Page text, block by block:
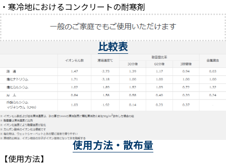
・寒冷地におけるコンクリートの耐寒剤
比較表
使用方法・散布量
【使用方法】